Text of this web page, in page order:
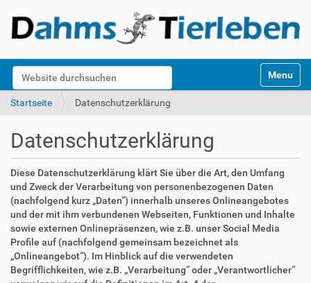
Website durchsuchen
k
Toggle
Startseite Datenschutzerklärung
Datenschutzerklärung
Diese Datenschutzerklärung klärt Sie über die Art, den Umfang
und Zweck der Verarbeitung von personenbezogenen Daten
(nachfolgend kurz „Daten“) innerhalb unseres Onlineangebotes
und der mit ihm verbundenen Webseiten, Funktionen und Inhalte
sowie externen Onlinepräsenzen, wie z.B. unser Social Media
Profile auf (nachfolgend gemeinsam bezeichnet als
„Onlineangebot“). Im Hinblick auf die verwendeten
Begrifflichkeiten, wie z.B. „Verarbeitung“ oder „Verantwortlicher“